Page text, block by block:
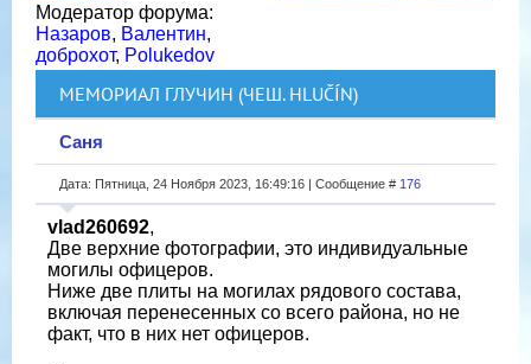
Модератор форума:
Назаров, Валентин,
доброхот, Polukedov
МЕМОРИАЛ ГЛУЧИН (ЧЕШ. HLUČÍN)
Саня
Дата: Пятница, 24 Ноября 2023, 16:49:16 | Сообщение # 176
vlad260692,
Две верхние фотографии, это индивидуальные
могилы офицеров.
Ниже две плиты на могилах рядового состава,
включая перенесенных со всего района, но не
факт, что в них нет офицеров.